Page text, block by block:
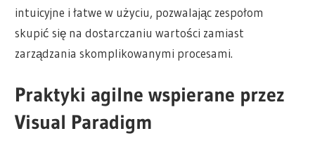
intuicyjne i łatwe w użyciu, pozwalając zespołom
skupić się na dostarczaniu wartości zamiast
zarządzania skomplikowanymi procesami.
Praktyki agilne wspierane przez
Visual Paradigm